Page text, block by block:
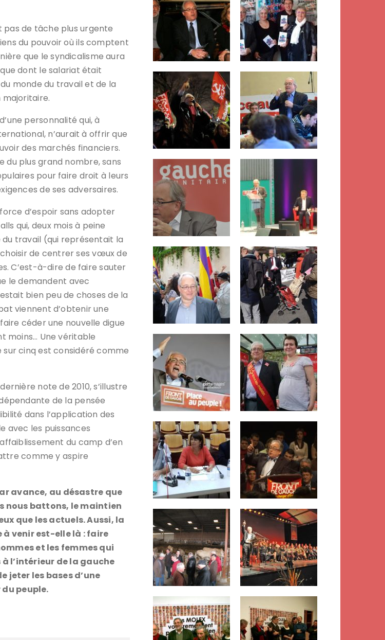
pas de tâche plus urgente
du pouvoir où ils comptent
que le syndicalisme aura
dont le salariat était
monde du travail et de la
majoritaire.
personnalité qui, à
n’aurait à offrir que
des marchés financiers.
du plus grand nombre, sans
pour faire droit à leurs
de ses adversaires.
d’espoir sans adopter
qui, deux mois à peine
travail (qui représentait la
de centrer ses vœux de
C’est-à-dire de faire sauter
le demandent avec
bien peu de choses de la
viennent d’obtenir une
céder une nouvelle digue
moins… Une véritable
sur cinq est considéré comme
note de 2010, s’illustre
de la pensée
dans l’application des
avec les puissances
du camp d’en
comme y aspire
avance, au désastre que
nous battons, le maintien
que les actuels. Aussi, la
à venir est-elle là : faire
et les femmes qui
l’intérieur de la gauche
jeter les bases d’une
peuple.